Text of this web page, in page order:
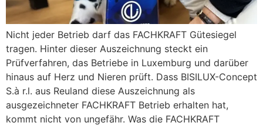
Nicht jeder Betrieb darf das FACHKRAFT Gütesiegel
tragen. Hinter dieser Auszeichnung steckt ein
Prüfverfahren, das Betriebe in Luxemburg und darüber
hinaus auf Herz und Nieren prüft. Dass BISILUX-Concept
S.à r.l. aus Reuland diese Auszeichnung als
ausgezeichneter FACHKRAFT Betrieb erhalten hat,
kommt nicht von ungefähr. Was die FACHKRAFT